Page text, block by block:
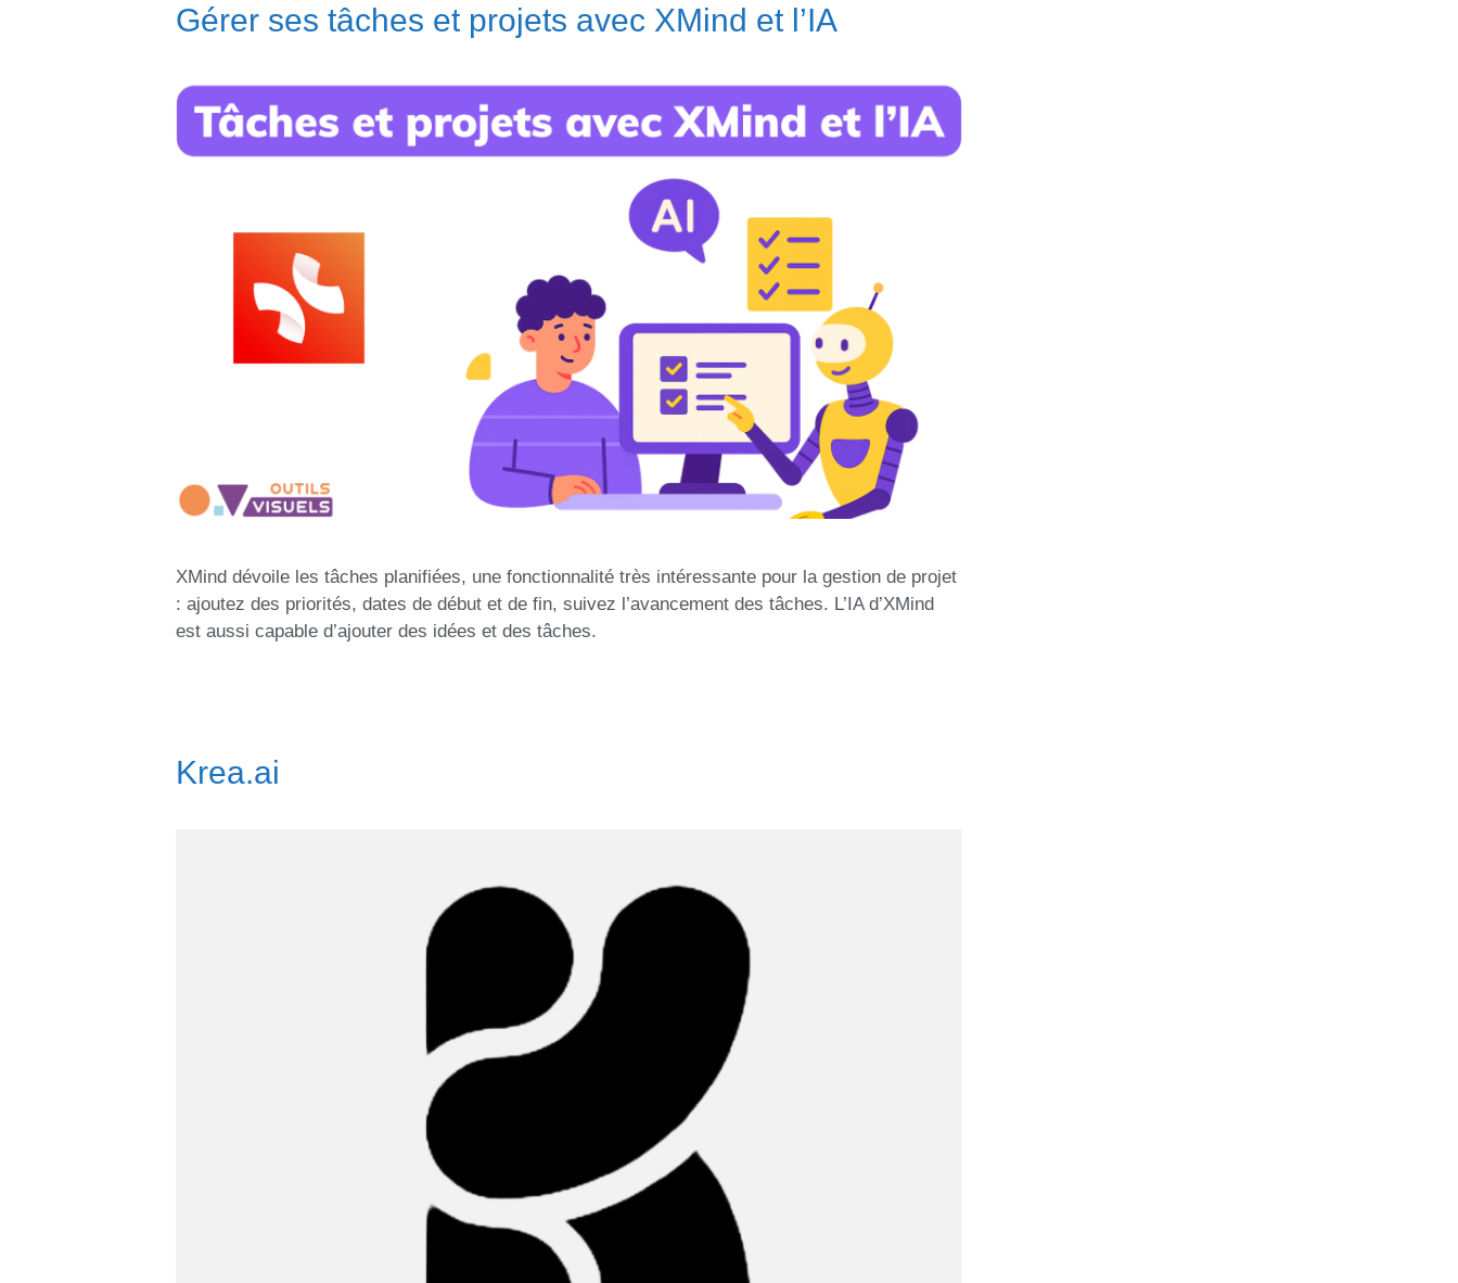
Gérer ses tâches et projets avec XMind et l’IA
XMind dévoile les tâches planifiées, une fonctionnalité très intéressante pour la gestion de projet
: ajoutez des priorités, dates de début et de fin, suivez l’avancement des tâches. L’IA d’XMind
est aussi capable d’ajouter des idées et des tâches.
Krea.ai